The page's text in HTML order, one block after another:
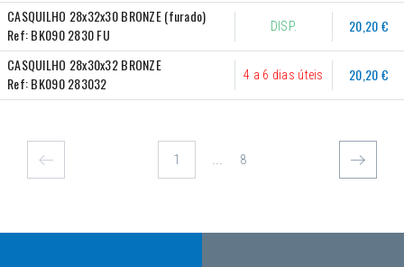
CASQUILHO 28x32x30 BRONZE (furado)
Ref:BK090 2830 FU DISP. 20,20 €
CASQUILHO 28x30x32 BRONZE
Ref:BK090 283032 4 a 6 dias úteis 20,20 €
... 8